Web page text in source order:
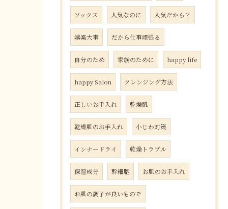
ソックス 人気なのに 人気だから？
娯楽大事 だから仕事頑張る
自分のため 家族のために happy life
happy Salon クレンジング方法
正しいお手入れ 乾燥肌
乾燥肌のお手入れ 小じわ対策
インナードライ 乾燥トラブル
保湿成分 幹細胞 お肌のお手入れ
お肌の調子が良いもので